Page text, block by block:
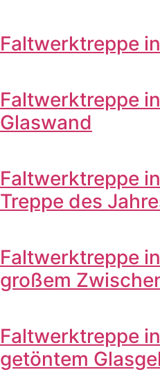
Faltwerktreppe
Faltwerktreppe
Glaswand
Faltwerktreppe
Treppe des
Faltwerktreppe
großem
Faltwerktreppe
getöntem